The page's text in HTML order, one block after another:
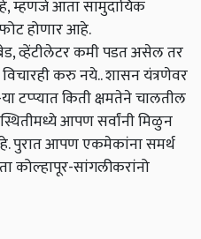
म्हणजे आता सामुदायिक
होणार आहे.
व्हेंटीलेटर कमी पडत असेल तर
करु नये.. शासन यंत्रणेवर
टप्प्यात किती क्षमतेने चालतील
आपण सर्वांनी मिळुन
पुरात आपण एकमेकांना समर्थ
कोल्हापूर-सांगलीकरांनो